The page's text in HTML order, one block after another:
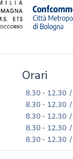
Orari
8.30 - 12.30 /
8.30 - 12.30 /
8.30 - 12.30 /
8.30 - 12.30 /
8.30 - 12.30 /